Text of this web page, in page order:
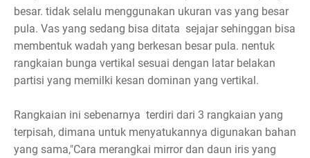
besar. tidak selalu menggunakan ukuran vas yang besar
pula. Vas yang sedang bisa ditata sejajar sehinggan bisa
membentuk wadah yang berkesan besar pula. nentuk
rangkaian bunga vertikal sesuai dengan latar belakan
partisi yang memilki kesan dominan yang vertikal.
Rangkaian ini sebenarnya terdiri dari 3 rangkaian yang
terpisah, dimana untuk menyatukannya digunakan bahan
yang sama,"Cara merangkai mirror dan daun iris yang